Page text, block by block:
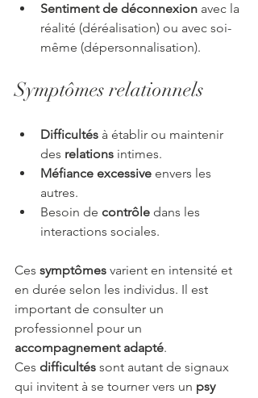
Sentiment de déconnexion avec la
réalité (déréalisation) ou avec soi-
même (dépersonnalisation).
Symptômes relationnels
Difficultés à établir ou maintenir
des relations intimes.
Méfiance excessive envers les
autres.
Besoin de contrôle dans les
interactions sociales.
Ces symptômes varient en intensité et
en durée selon les individus. Il est
important de consulter un
professionnel pour un
accompagnement adapté.
Ces difficultés sont autant de signaux
qui invitent à se tourner vers un psy